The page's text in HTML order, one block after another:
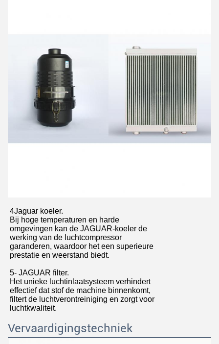
4Jaguar koeler.
Bij hoge temperaturen en harde
omgevingen kan de JAGUAR-koeler de
werking van de luchtcompressor
garanderen, waardoor het een superieure
prestatie en weerstand biedt.
5- JAGUAR filter.
Het unieke luchtinlaatsysteem verhindert
effectief dat stof de machine binnenkomt,
filtert de luchtverontreiniging en zorgt voor
luchtkwaliteit.
Vervaardigingstechniek